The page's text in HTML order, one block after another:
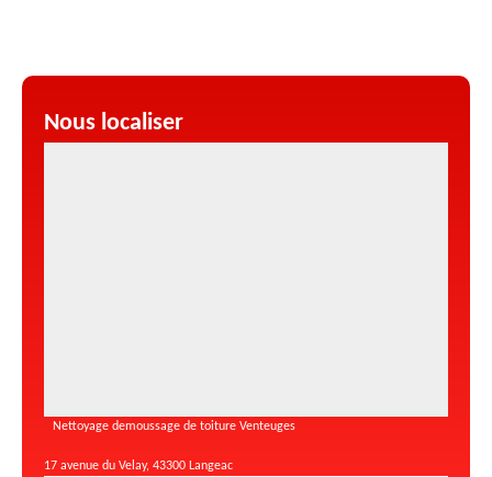
Nous localiser
Nettoyage demoussage de toiture Venteuges
17 avenue du Velay, 43300 Langeac